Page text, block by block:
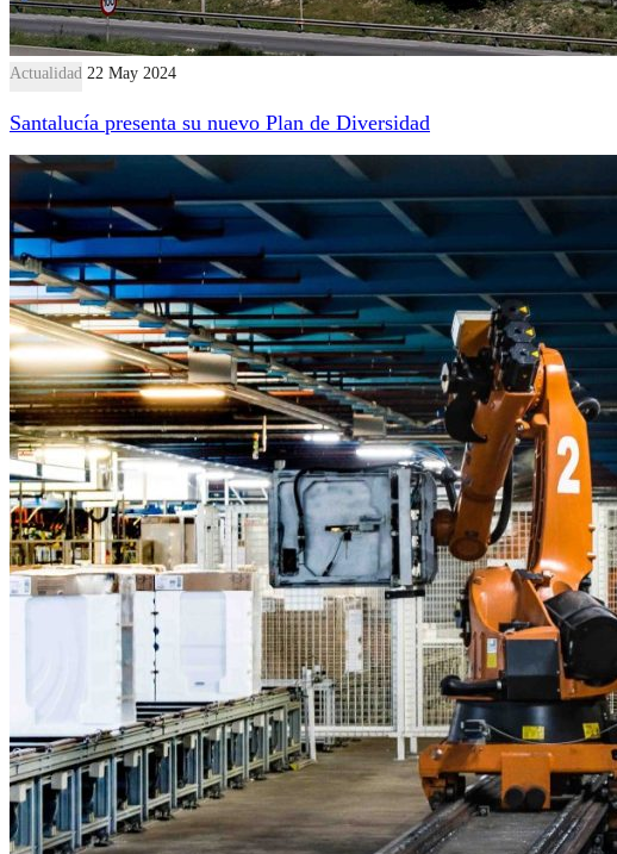
Actualidad 22 May 2024
Santalucía presenta su nuevo Plan de Diversidad